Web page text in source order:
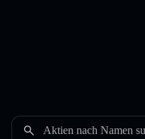
Aktien nach Namen